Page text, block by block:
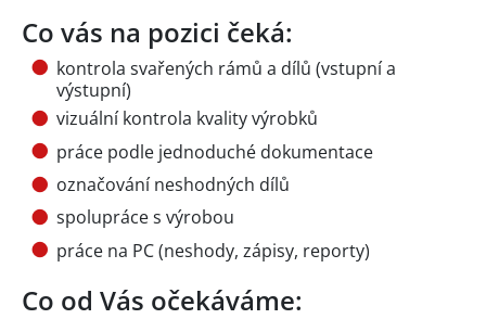
Co vás na pozici čeká:
kontrola svařených rámů a dílů (vstupní a
výstupní)
vizuální kontrola kvality výrobků
práce podle jednoduché dokumentace
označování neshodných dílů
spolupráce s výrobou
práce na PC (neshody, zápisy, reporty)
Co od Vás očekáváme: